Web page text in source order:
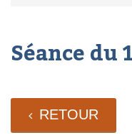
Séance du
RETOUR